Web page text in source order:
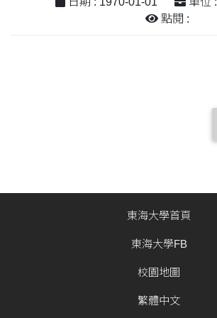
點閱 :
東海大學首頁
東海大學FB
校園地圖
繁體中文